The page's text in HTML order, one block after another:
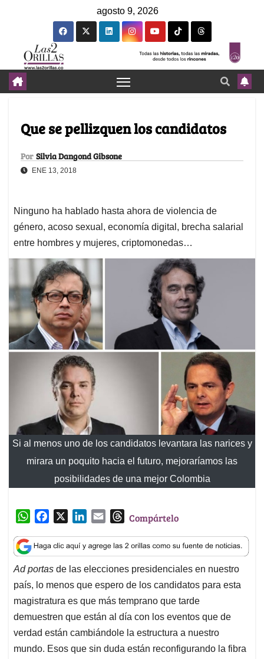
agosto 9, 2026
Que se pellizquen los candidatos
Por Silvia Dangond Gibsone
ENE 13, 2018
Ninguno ha hablado hasta ahora de violencia de
género, acoso sexual, economía digital, brecha salarial
entre hombres y mujeres, criptomonedas…
Si al menos uno de los candidatos levantara las narices y
mirara un poquito hacia el futuro, mejoraríamos las
posibilidades de una mejor Colombia
W
a
t
s
A
p
p
c
e
b
o
o
k
n
k
e
d
I
n
a
i
l
T
r
e
a
d
s
Compártelo
Ad portas de las elecciones presidenciales en nuestro
país, lo menos que espero de los candidatos para esta
magistratura es que más temprano que tarde
demuestren que están al día con los eventos que de
verdad están cambiándole la estructura a nuestro
mundo. Esos que sin duda están reconfigurando la fibra